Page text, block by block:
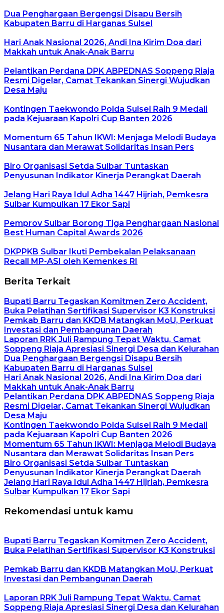
Dua Penghargaan Bergengsi Disapu Bersih
Kabupaten Barru di Harganas Sulsel
Hari Anak Nasional 2026, Andi Ina Kirim Doa dari
Makkah untuk Anak-Anak Barru
Pelantikan Perdana DPK ABPEDNAS Soppeng Riaja
Resmi Digelar, Camat Tekankan Sinergi Wujudkan
Desa Maju
Kontingen Taekwondo Polda Sulsel Raih 9 Medali
pada Kejuaraan Kapolri Cup Banten 2026
Momentum 65 Tahun IKWI: Menjaga Melodi Budaya
Nusantara dan Merawat Solidaritas Insan Pers
Biro Organisasi Setda Sulbar Tuntaskan
Penyusunan Indikator Kinerja Perangkat Daerah
Jelang Hari Raya Idul Adha 1447 Hijriah, Pemkesra
Sulbar Kumpulkan 17 Ekor Sapi
Pemprov Sulbar Borong Tiga Penghargaan Nasional
Best Human Capital Awards 2026
DKPPKB Sulbar Ikuti Pembekalan Pelaksanaan
Recall MP-ASI oleh Kemenkes RI
Berita Terkait
Bupati Barru Tegaskan Komitmen Zero Accident,
Buka Pelatihan Sertifikasi Supervisor K3 Konstruksi
Pemkab Barru dan KKDB Matangkan MoU, Perkuat
Investasi dan Pembangunan Daerah
Laporan RRK Juli Rampung Tepat Waktu, Camat
Soppeng Riaja Apresiasi Sinergi Desa dan Kelurahan
Dua Penghargaan Bergengsi Disapu Bersih
Kabupaten Barru di Harganas Sulsel
Hari Anak Nasional 2026, Andi Ina Kirim Doa dari
Makkah untuk Anak-Anak Barru
Pelantikan Perdana DPK ABPEDNAS Soppeng Riaja
Resmi Digelar, Camat Tekankan Sinergi Wujudkan
Desa Maju
Kontingen Taekwondo Polda Sulsel Raih 9 Medali
pada Kejuaraan Kapolri Cup Banten 2026
Momentum 65 Tahun IKWI: Menjaga Melodi Budaya
Nusantara dan Merawat Solidaritas Insan Pers
Biro Organisasi Setda Sulbar Tuntaskan
Penyusunan Indikator Kinerja Perangkat Daerah
Jelang Hari Raya Idul Adha 1447 Hijriah, Pemkesra
Sulbar Kumpulkan 17 Ekor Sapi
Rekomendasi untuk kamu
Bupati Barru Tegaskan Komitmen Zero Accident,
Buka Pelatihan Sertifikasi Supervisor K3 Konstruksi
Pemkab Barru dan KKDB Matangkan MoU, Perkuat
Investasi dan Pembangunan Daerah
Laporan RRK Juli Rampung Tepat Waktu, Camat
Soppeng Riaja Apresiasi Sinergi Desa dan Kelurahan